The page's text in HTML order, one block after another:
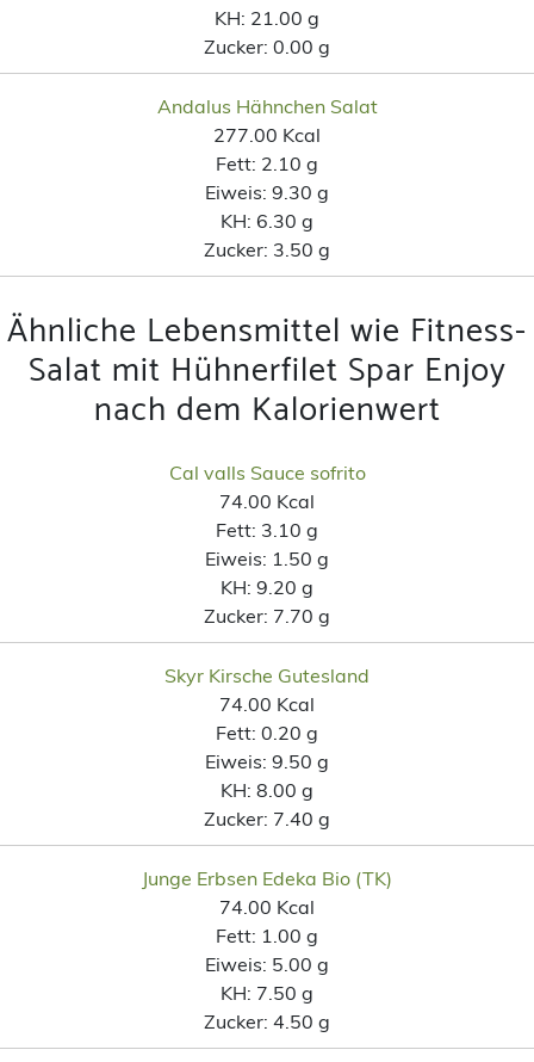
KH: 21.00 g
Zucker: 0.00 g
Andalus Hähnchen Salat
277.00 Kcal
Fett: 2.10 g
Eiweis: 9.30 g
KH: 6.30 g
Zucker: 3.50 g
Ähnliche Lebensmittel wie Fitness-
Salat mit Hühnerfilet Spar Enjoy
nach dem Kalorienwert
Cal valls Sauce sofrito
74.00 Kcal
Fett: 3.10 g
Eiweis: 1.50 g
KH: 9.20 g
Zucker: 7.70 g
Skyr Kirsche Gutesland
74.00 Kcal
Fett: 0.20 g
Eiweis: 9.50 g
KH: 8.00 g
Zucker: 7.40 g
Junge Erbsen Edeka Bio (TK)
74.00 Kcal
Fett: 1.00 g
Eiweis: 5.00 g
KH: 7.50 g
Zucker: 4.50 g